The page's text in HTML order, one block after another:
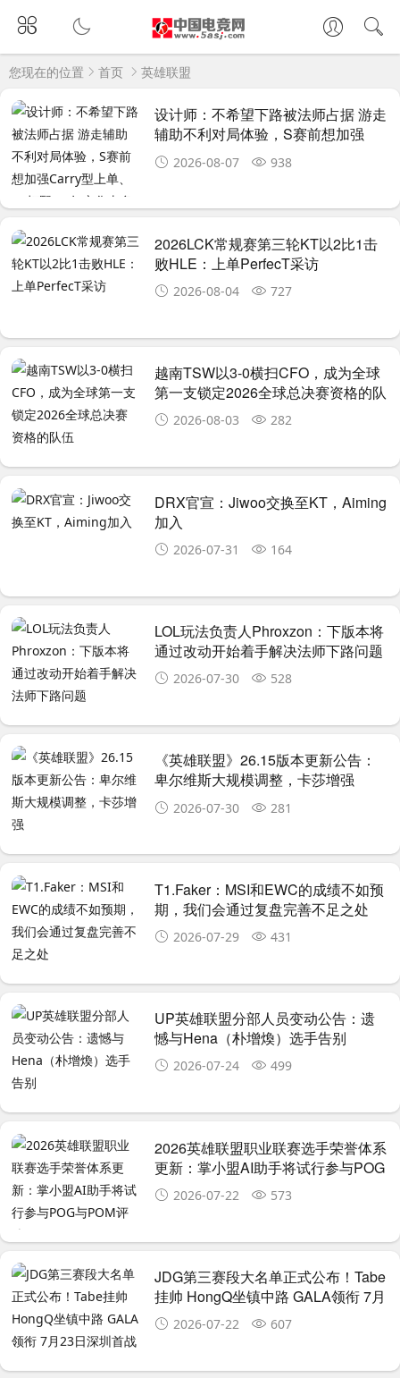
您现在的位置 首页 英雄联盟
设计师：不希望下路被法师占据 游走
辅助不利对局体验，S赛前想加强
Carry型上单、AP打野 25年变化太多
2026-08-07 938
2026LCK常规赛第三轮KT以2比1击
败HLE：上单PerfecT采访
2026-08-04 727
越南TSW以3-0横扫CFO，成为全球
第一支锁定2026全球总决赛资格的队
伍 2026-08-03 282
DRX官宣：Jiwoo交换至KT，Aiming
加入
2026-07-31 164
LOL玩法负责人Phroxzon：下版本将
通过改动开始着手解决法师下路问题
2026-07-30 528
《英雄联盟》26.15版本更新公告：
卑尔维斯大规模调整，卡莎增强
2026-07-30 281
T1.Faker：MSI和EWC的成绩不如预
期，我们会通过复盘完善不足之处
2026-07-29 431
UP英雄联盟分部人员变动公告：遗
憾与Hena（朴增煥）选手告别
2026-07-24 499
2026英雄联盟职业联赛选手荣誉体系
更新：掌小盟AI助手将试行参与POG
与POM评选
2026-07-22 573
JDG第三赛段大名单正式公布！Tabe
挂帅 HongQ坐镇中路 GALA领衔 7月
23日深圳首战AL
2026-07-22 607